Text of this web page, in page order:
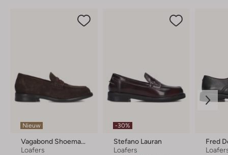
Nieuw
Vagabond Shoemakers
Loafers
-30%
Stefano Lauran
Loafers